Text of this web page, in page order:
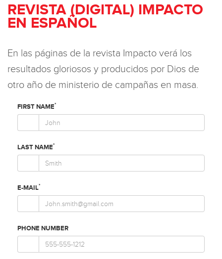
REVISTA (DIGITAL) IMPACTO
EN ESPAÑOL
En las páginas de la revista Impacto verá los
resultados gloriosos y producidos por Dios de
otro año de ministerio de campañas en masa.